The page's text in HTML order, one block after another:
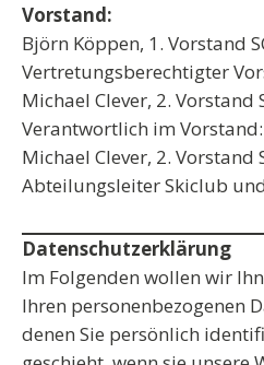
Vorstand:
Björn Köppen, 1. Vorstand
Vertretungsberechtigter
Michael Clever, 2. Vorstand
Verantwortlich im Vorstand:
Michael Clever, 2. Vorstand
Abteilungsleiter Skiclub
Datenschutzerklärung
Im Folgenden wollen wir
Ihren personenbezogenen
denen Sie persönlich